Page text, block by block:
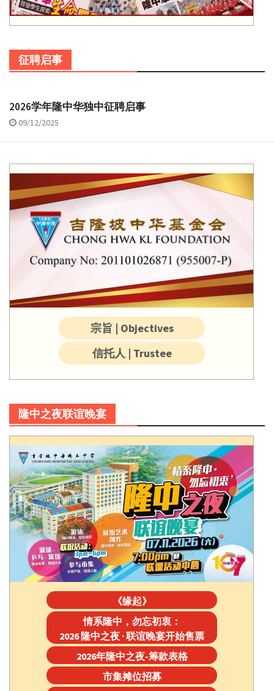
征聘启事
2026学年隆中华独中征聘启事
09/12/2025
宗旨 | Objectives
信托人 | Trustee
隆中之夜联谊晚宴
《缘起》
情系隆中，勿忘初衷：
2026 隆中之夜 · 联谊晚宴开始售票
2026年隆中之夜-筹款表格
市集摊位招募